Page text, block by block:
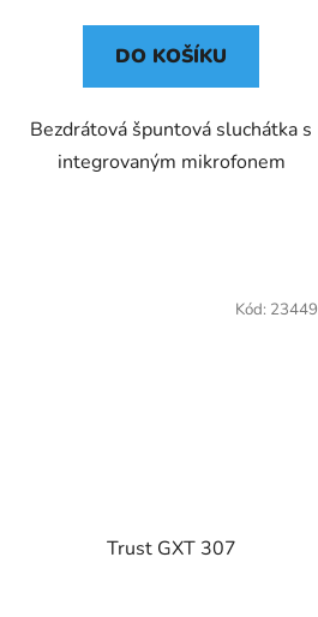
DO KOŠÍKU
Bezdrátová špuntová sluchátka s
integrovaným mikrofonem
Trust GXT 307
Kód: 23449